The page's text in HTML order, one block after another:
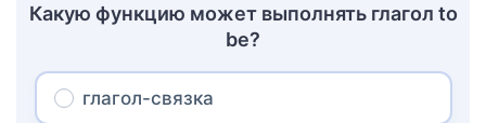
Какую функцию может выполнять глагол to
be?
глагол-связка